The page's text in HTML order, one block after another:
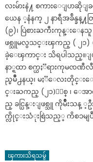
လးမ်ားနဲ႔ စကားေျပာဆိုျခင္
ယေန ့နံနက္ ၂ နာရီအခ်ိန္ခန္႔တ
(၉)၊ ပြဲစားႀကီးကုန္းေန
ဖစ္သူမလွသင္းၾကည္ ( ၂၁) ႏွစ္
ခဲ့ေၾကာင္း သိရပါသည္။ျဖ
နာ္ရထာ စက္ယႏၱရားကုမၸဏီလီ
ည္ၿမိဳ႕နယ္၊ မႏၱေလးတိုင္း
င္းႀကည္ (၂၁)ႏွစ္ ၊ ေအာ
ည္ ခင္ပြန္းျဖစ္သူ ကိုမ်ိဳးသန္ ့ဦ
က္လိုင္းသံုးစြဲသည့္ ကိစၥမျပဳ
ၾကားသိရသမွ်